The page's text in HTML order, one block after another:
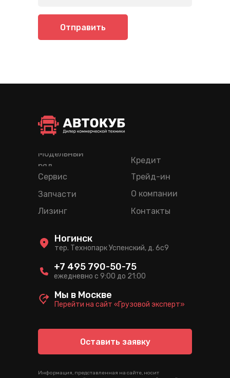
Отправить
Лизинг
Кредит
Трейд-ин
Модельный
ряд
Сервис
Запчасти
О компании
Контакты
Оставить заявку
Информация, представленная на сайте, носит
тер. Технопарк Успенский, д. 6c9
Ногинск
ежедневно с 9:00 до 21:00
+7 495 790-50-75
Перейти на сайт «Грузовой эксперт»
Мы в Москве